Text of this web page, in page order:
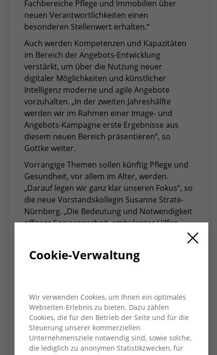
Fachbereiche Pflege und Immobilien über
neuen Verantwortlichkeiten einen
besonderen Stellenwert erhalten.“
Auch werden Kompetenzen und Kapazitäten
im Bereich der Angebots-Entwicklung
verstärkt, um über die Nutzung neuer
digitaler Möglichkeiten und künstlicher
Intelligenz moderne und agile Angebote
vorzuhalten. „In der zweiten Jahreshälfte
werden wir im Rahmen einer Image- und
Angebots-Kampagne erste Ergebnisse aus
diesem neuen Bereich präsentieren“, so
Gottke weiter.
Vorrangige Themen sollen künftig Pflege und
Gesundheit, vor allem im Alter, werden.
„Darauf legen wir ganz klar unseren Fokus“, so
die neue Vorstandskollegin Susanne Strate-
Nürnberg. „Die Bedeutung und Notwendigkeit
offener Seniorenarbeit, ambulanter Hilfen
älteren Menschen, den Angehörigen und der
Bevölkerung in „Mark und Blut“ übergehen.“
Verbesserungen für die zu pflegenden
Menschen zudem Attraktivität in moderne
Arbeitsplätze und sei deshalb Voraussetzung
einer effektiven und erfolgreichen Pflege-
Arbeit.
Cookie-Verwaltung
Wir verwenden Cookies, um Ihnen ein optimales
Webseiten-Erlebnis zu bieten. Dazu zählen
Cookies, die für den Betrieb der Seite und für die
Steuerung unserer kommerziellen
Unternehmensziele notwendig sind, sowie solche,
die lediglich zu anonymen Statistikzwecken, für